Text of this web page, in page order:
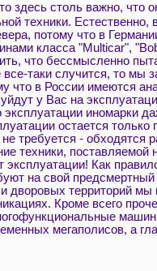
столь важно, что
техники.
потому что в
класса "Multicar",
что бессмысленно
таки случится, то мы
что в России имеются
у Вас на
иномарки
остается
требуется -
техники,
эксплуатации! Как
на свой
территорий
Кроме всего
мегаполисов, а